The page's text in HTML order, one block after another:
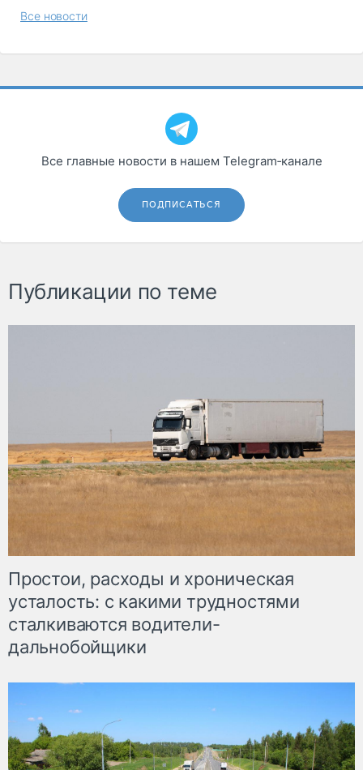
Все новости
Все главные новости в нашем Telegram‑канале
ПОДПИСАТЬСЯ
Публикации по теме
Простои, расходы и хроническая
усталость: с какими трудностями
сталкиваются водители-
дальнобойщики